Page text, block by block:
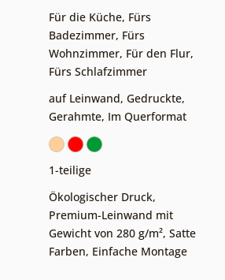
Für die Küche, Fürs
Badezimmer, Fürs
Wohnzimmer, Für den Flur,
Fürs Schlafzimmer
auf Leinwand, Gedruckte,
Gerahmte, Im Querformat
1-teilige
Ökologischer Druck,
Premium-Leinwand mit
Gewicht von 280 g/m², Satte
Farben, Einfache Montage